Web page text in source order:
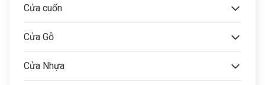
Cửa cuốn
Cửa Gỗ
Cửa Nhựa